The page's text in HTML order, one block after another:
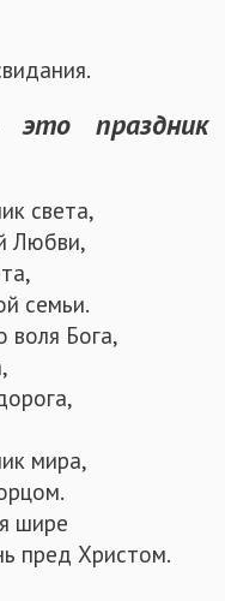
праздник
света,
Любви,
семьи.
воля Бога,
мира,
шире
пред Христом.